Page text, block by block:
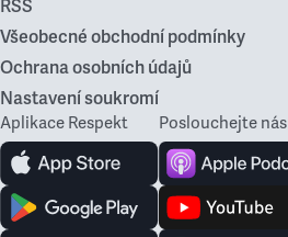
RSS
Všeobecné obchodní podmínky
Ochrana osobních údajů
Nastavení soukromí
Aplikace Respekt Poslouchejte nás